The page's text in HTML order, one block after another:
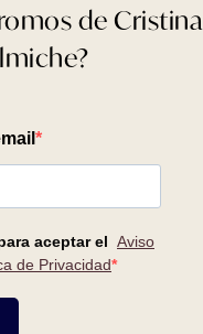
de Cristina